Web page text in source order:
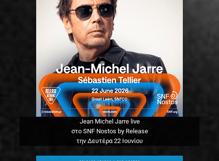
Jean Michel Jarre live
στο SNF Nostos by Release
την Δευτέρα 22 Ιουνίου